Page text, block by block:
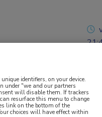
identifiers, on your device.
under "we and our partners
will disable them. If trackers
resurface this menu to change
link on the bottom of the
choices will have effect within